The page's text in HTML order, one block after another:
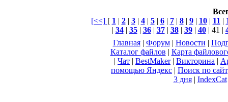
[<<] [ 1 | 2| 3| 4| 5| 6| 7| 8| 9| 10| 11 |
| 34| 35| 36| 37| 38| 39| 40| 41 |
Главная| Форум| Новости |
Каталог файлов | Карта
| Чат | BestMaker| Викторина |
помощью Яндекс | Поиск по
3 дня| IndexCat